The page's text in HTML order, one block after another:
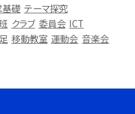
基礎 テーマ探究
クラブ 委員会 ICT
移動教室 運動会 音楽会